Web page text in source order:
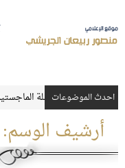
احدث الموضوعات
شاغرة لحملة الماجستير
أرشيف الوسم: